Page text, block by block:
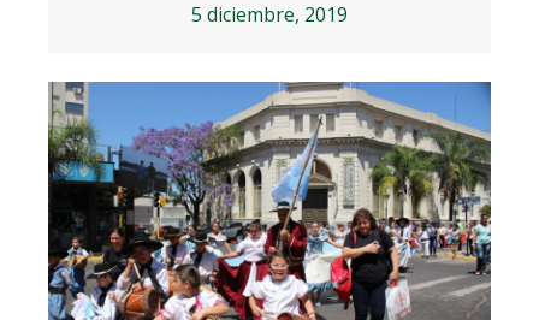
5 diciembre, 2019